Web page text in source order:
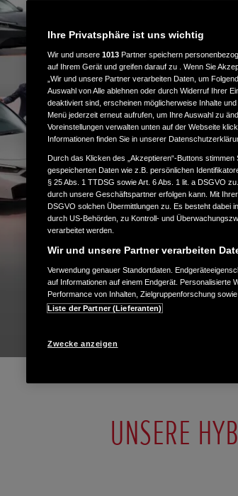
UNSERE
Ihre Privatsphäre ist uns wichtig
Wir und unsere 1013 Partner speichern
auf Ihrem Gerät und greifen darauf zu . Wenn Sie
„Wir und unsere Partner verarbeiten Daten, um
Auswahl von Alle ablehnen oder durch Widerruf Ihrer
deaktiviert sind, erscheinen möglicherweise Inhalte
Menü jederzeit erneut aufrufen, um Ihre Auswahl zu
Voreinstellungen verwalten unten auf der Webseite
Informationen finden Sie in unserer
Durch das Klicken des „Akzeptieren“-Buttons
gespeicherten Daten wie z.B. persönlichen
§ 25 Abs. 1 TTDSG sowie Art. 6 Abs. 1 lit. a DSGVO
durch unsere Geschäftspartner erfolgen kann. Mit
DSGVO solchen Übermittlungen zu. Es besteht dabei
durch US-Behörden, zu Kontroll- und
verarbeitet werden.
Wir und unsere Partner verarbeiten
Verwendung genauer Standortdaten.
auf Informationen auf einem Endgerät. Personalisierte
Performance von Inhalten, Zielgruppenforschung
Liste der Partner (Lieferanten)
Zwecke anzeigen